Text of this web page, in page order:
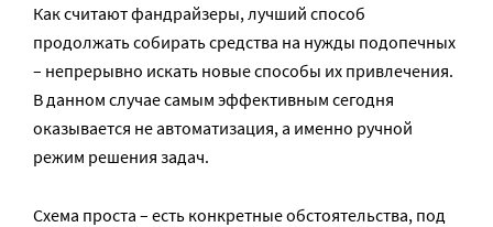
Как считают фандрайзеры, лучший способ
продолжать собирать средства на нужды подопечных
– непрерывно искать новые способы их привлечения.
В данном случае самым эффективным сегодня
оказывается не автоматизация, а именно ручной
режим решения задач.
Схема проста – есть конкретные обстоятельства, под